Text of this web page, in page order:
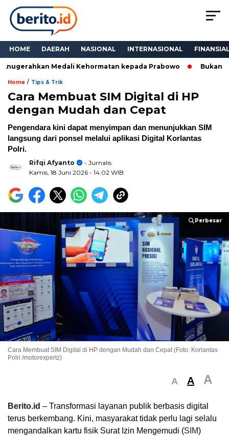
HOME DAERAH NASIONAL INTERNASIONAL
Medali Kehormatan kepada Prabowo Bukan
Home / Tips & Trik
Cara Membuat SIM Digital di HP
dengan Mudah dan Cepat
Pengendara kini dapat menyimpan dan menunjukkan SIM
langsung dari ponsel melalui aplikasi Digital Korlantas
Polri.
Rifqi Afyanto
- Jurnalis
Kamis, 18 Juni 2026 - 14:02 WIB
Perbesar
Perbesar
Cara Membuat SIM Digital di HP dengan Mudah dan Cepat (Foto: Korlantas
Polri /motorexpertz)
A A A
Berito.id – Transformasi layanan publik berbasis digital
terus berkembang. Kini, masyarakat tidak perlu lagi selalu
mengandalkan kartu fisik Surat Izin Mengemudi (SIM)